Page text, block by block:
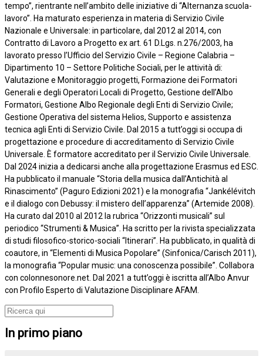
tempo”, rientrante nell’ambito delle iniziative di “Alternanza scuola-
lavoro”. Ha maturato esperienza in materia di Servizio Civile
Nazionale e Universale: in particolare, dal 2012 al 2014, con
Contratto di Lavoro a Progetto ex art. 61 D.Lgs. n.276/2003, ha
lavorato presso l’Ufficio del Servizio Civile – Regione Calabria –
Dipartimento 10 – Settore Politiche Sociali, per le attività di:
Valutazione e Monitoraggio progetti, Formazione dei Formatori
Generali e degli Operatori Locali di Progetto, Gestione dell’Albo
Formatori, Gestione Albo Regionale degli Enti di Servizio Civile;
Gestione Operativa del sistema Helios, Supporto e assistenza
tecnica agli Enti di Servizio Civile. Dal 2015 a tutt’oggi si occupa di
progettazione e procedure di accreditamento di Servizio Civile
Universale. È formatore accreditato per il Servizio Civile Universale.
Dal 2024 inizia a dedicarsi anche alla progettazione Erasmus ed ESC.
Ha pubblicato il manuale “Storia della musica dall’Antichità al
Rinascimento” (Paguro Edizioni 2021) e la monografia “Jankélévitch
e il dialogo con Debussy: il mistero dell’apparenza” (Artemide 2008).
Ha curato dal 2010 al 2012 la rubrica “Orizzonti musicali” sul
periodico “Strumenti & Musica”. Ha scritto per la rivista specializzata
di studi filosofico-storico-sociali “Itinerari”. Ha pubblicato, in qualità di
coautore, in “Elementi di Musica Popolare” (Sinfonica/Carisch 2011),
la monografia “Popular music: una conoscenza possibile”. Collabora
con colonnesonore.net. Dal 2021 a tutt’oggi è iscritta all’Albo Anvur
con Profilo Esperto di Valutazione Disciplinare AFAM.
In primo piano